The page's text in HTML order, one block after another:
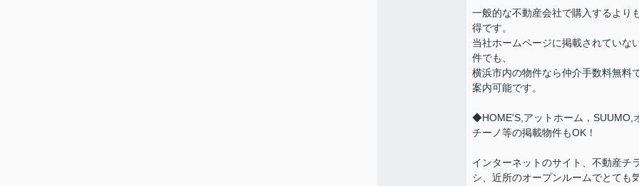
一般的な不動産会社で購入するより
得です。
当社ホームページに掲載されていな
件でも、
横浜市内の物件なら仲介手数料無料
案内可能です。
◆HOME'S,アットホーム，SUUMO,
チーノ等の掲載物件もOK！
インターネットのサイト、不動産チ
シ、近所のオープンルームでとても